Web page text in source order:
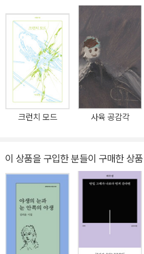
남일보 구상문학상을 수상하며 “사라짐과
감각을 예민하게 열어가며 우주적으로 확
개성적인 시선을 보여준다”(심사위원 최정
평을 받은 시인은 진지하고 섬세한 사유로
의 시간 속에 담갔다 세상에 내놓는 중이
고 다시금 만나는 ‘우리’. 먼 곳의 별처럼
‘너’와 ‘나’를 깊은 고독에서 꺼내어 부드
목소리는 처음 듣는 음악처럼 새로워 오
것과 오지 않은 것, 잃어버린 것과 우연히
겹쳐지는 장소인 ‘나’. 그것들의 마주침은
그 환상으로 우리는 아직 서로에게 닿을
양한 미래에 대해 이야기하였으나 이 시집
미래는 필연이 아닌 “우연의 미래”다. 그
은 아무렇게나 흩어지는 시간은 아닐 것이
으므로, 누군가가 묻고 또 누군가가 물음
크런치 모드 사육 공감각
이 상품을 구입한 분들이 구매한 상품